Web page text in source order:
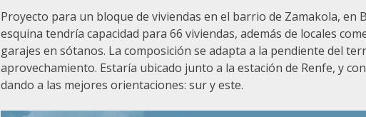
Proyecto para un bloque de viviendas en el barrio de Zamakola, en
esquina tendría capacidad para 66 viviendas, además de locales
garajes en sótanos. La composición se adapta a la pendiente del
aprovechamiento. Estaría ubicado junto a la estación de Renfe, y
dando a las mejores orientaciones: sur y este.